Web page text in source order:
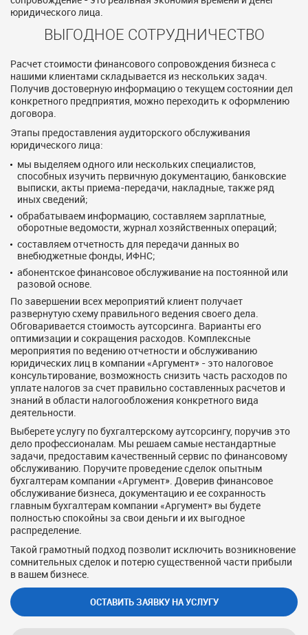
юридического лица.
ВЫГОДНОЕ СОТРУДНИЧЕСТВО
Расчет стоимости финансового сопровождения бизнеса с
нашими клиентами складывается из нескольких задач.
Получив достоверную информацию о текущем состоянии дел
конкретного предприятия, можно переходить к оформлению
договора.
Этапы предоставления аудиторского обслуживания
юридического лица:
мы выделяем одного или нескольких специалистов,
способных изучить первичную документацию, банковские
выписки, акты приема-передачи, накладные, также ряд
иных сведений;
обрабатываем информацию, составляем зарплатные,
оборотные ведомости, журнал хозяйственных операций;
составляем отчетность для передачи данных во
внебюджетные фонды, ИФНС;
абонентское финансовое обслуживание на постоянной или
разовой основе.
По завершении всех мероприятий клиент получает
развернутую схему правильного ведения своего дела.
Обговаривается стоимость аутсорсинга. Варианты его
оптимизации и сокращения расходов. Комплексные
мероприятия по ведению отчетности и обслуживанию
юридических лиц в компании «Аргумент» - это налоговое
консультирование, возможность снизить часть расходов по
уплате налогов за счет правильно составленных расчетов и
знаний в области налогообложения конкретного вида
деятельности.
Выберете услугу по бухгалтерскому аутсорсингу, поручив это
дело профессионалам. Мы решаем самые нестандартные
задачи, предоставим качественный сервис по финансовому
обслуживанию. Поручите проведение сделок опытным
бухгалтерам компании «Аргумент». Доверив финансовое
обслуживание бизнеса, документацию и ее сохранность
главным бухгалтерам компании «Аргумент» вы будете
полностью спокойны за свои деньги и их выгодное
распределение.
Такой грамотный подход позволит исключить возникновение
сомнительных сделок и потерю существенной части прибыли
в вашем бизнесе.
ОСТАВИТЬ ЗАЯВКУ НА УСЛУГУ